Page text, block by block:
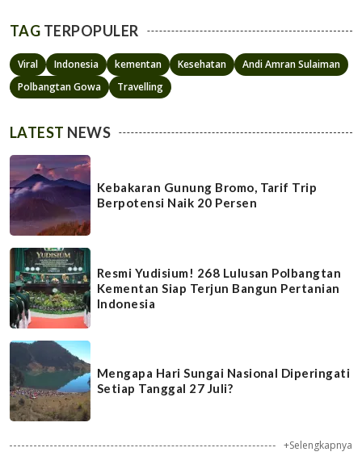
TAG TERPOPULER
Viral Indonesia kementan Kesehatan
Andi Amran Sulaiman
Polbangtan Gowa
Travelling
LATEST NEWS
Kebakaran Gunung Bromo, Tarif Trip
Berpotensi Naik 20 Persen
Resmi Yudisium! 268 Lulusan Polbangtan
Kementan Siap Terjun Bangun Pertanian
Indonesia
Mengapa Hari Sungai Nasional Diperingati
Setiap Tanggal 27 Juli?
+Selengkapnya